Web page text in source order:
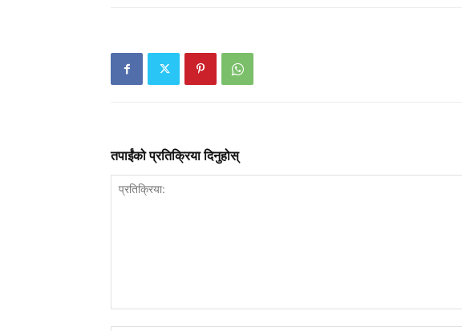
तपाईंको प्रतिक्रिया दिनुहोस्